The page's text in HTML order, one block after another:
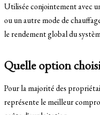
Utilisée conjointement avec
ou un autre mode de
le rendement global du
Quelle option
Pour la majorité des
représente le meilleur